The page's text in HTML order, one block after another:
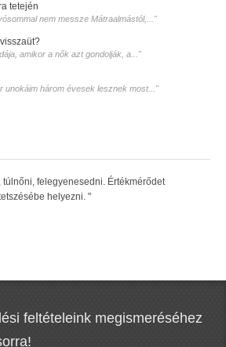
tetején
nem messze Mátraalmástól,..."
amikor a nők azt gondolják, a..."
unokáim három évesek lesznek most..."
felegyenesedni. Értékmérődet
helyezni. "
feltételeink megismeréséhez